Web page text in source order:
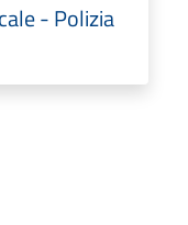
- Polizia